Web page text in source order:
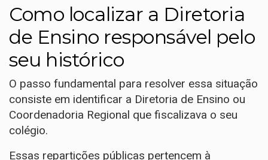
Como localizar a Diretoria
de Ensino responsável pelo
seu histórico
O passo fundamental para resolver essa situação
consiste em identificar a Diretoria de Ensino ou
Coordenadoria Regional que fiscalizava o seu
colégio.
Essas repartições públicas pertencem à